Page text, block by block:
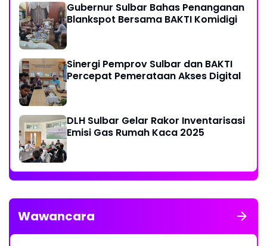
Gubernur Sulbar Bahas Penanganan
Blankspot Bersama BAKTI Komidigi
Sinergi Pemprov Sulbar dan BAKTI
Percepat Pemerataan Akses Digital
DLH Sulbar Gelar Rakor Inventarisasi
Emisi Gas Rumah Kaca 2025
Wawancara